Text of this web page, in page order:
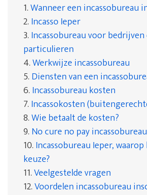
1.Wanneer een incassobureau
2. Incasso Ieper
3. Incassobureau voor bedrijven
particulieren
4.Werkwijze incassobureau
5. Diensten van een
6. Incassobureau kosten
7. Incassokosten
8.Wie betaalt de kosten?
9. No cure no pay incassobureau
10. Incassobureau Ieper,
keuze?
11.Veelgestelde vragen
12.Voordelen incassobureau